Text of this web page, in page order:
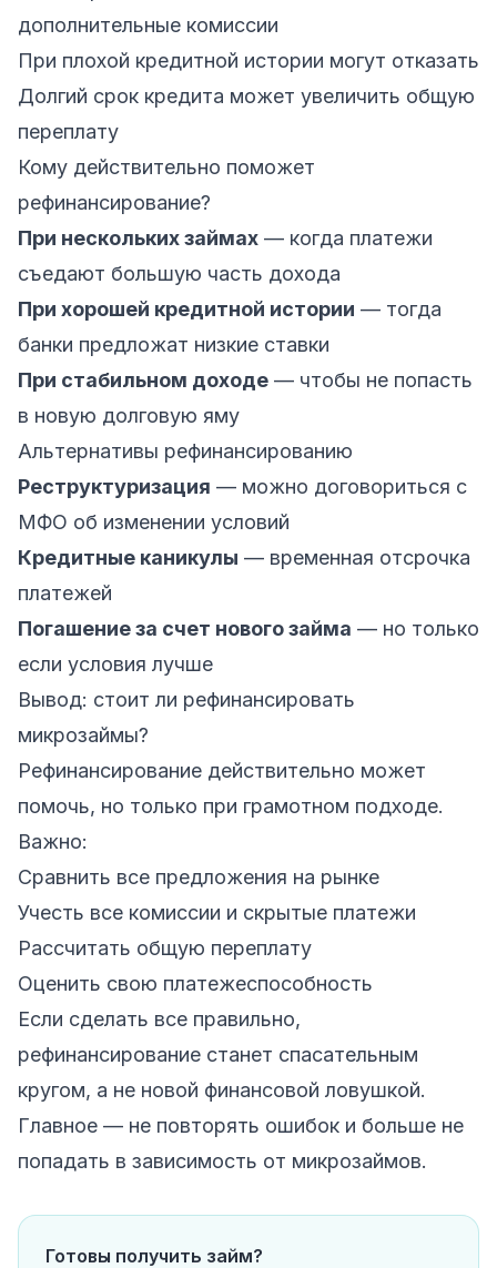
дополнительные комиссии
При плохой кредитной истории могут отказать
Долгий срок кредита может увеличить общую
переплату
Кому действительно поможет
рефинансирование?
При нескольких займах — когда платежи
съедают большую часть дохода
При хорошей кредитной истории — тогда
банки предложат низкие ставки
При стабильном доходе — чтобы не попасть
в новую долговую яму
Альтернативы рефинансированию
Реструктуризация — можно договориться с
МФО об изменении условий
Кредитные каникулы — временная отсрочка
платежей
Погашение за счет нового займа — но только
если условия лучше
Вывод: стоит ли рефинансировать
микрозаймы?
Рефинансирование действительно может
помочь, но только при грамотном подходе.
Важно:
Сравнить все предложения на рынке
Учесть все комиссии и скрытые платежи
Рассчитать общую переплату
Оценить свою платежеспособность
Если сделать все правильно,
рефинансирование станет спасательным
кругом, а не новой финансовой ловушкой.
Главное — не повторять ошибок и больше не
попадать в зависимость от микрозаймов.
Готовы получить займ?